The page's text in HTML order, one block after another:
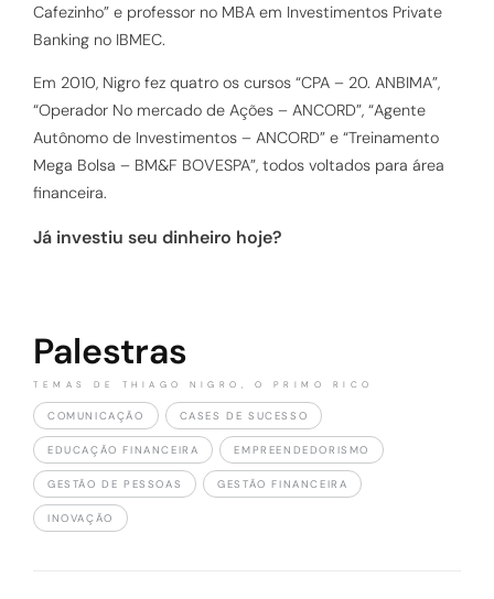
Cafezinho” e professor no MBA em Investimentos Private
Banking no IBMEC.
Em 2010, Nigro fez quatro os cursos “CPA – 20. ANBIMA”,
“Operador No mercado de Ações – ANCORD”, “Agente
Autônomo de Investimentos – ANCORD” e “Treinamento
Mega Bolsa – BM&F BOVESPA”, todos voltados para área
financeira.
Já investiu seu dinheiro hoje?
Palestras
TEMAS DE THIAGO NIGRO, O PRIMO RICO
COMUNICAÇÃO CASES DE SUCESSO
EDUCAÇÃO FINANCEIRA EMPREENDEDORISMO
GESTÃO DE PESSOAS GESTÃO FINANCEIRA
INOVAÇÃO